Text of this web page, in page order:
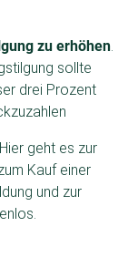
zu erhöhen.
sollte
drei Prozent
geht es zur
Kauf einer
und zur